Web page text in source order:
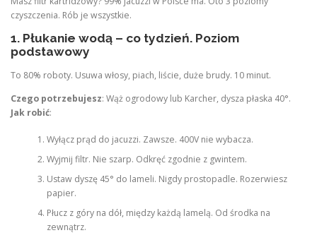
czyszczenia. Rób je wszystkie.
1. Płukanie wodą – co tydzień. Poziom
podstawowy
To 80% roboty. Usuwa włosy, piach, liście, duże brudy. 10 minut.
Czego potrzebujesz: Wąż ogrodowy lub Karcher, dysza płaska 40°.
Jak robić:
Wyłącz prąd do jacuzzi. Zawsze. 400V nie wybacza.
Wyjmij filtr. Nie szarp. Odkręć zgodnie z gwintem.
Ustaw dyszę 45° do lameli. Nigdy prostopadle. Rozerwiesz
papier.
Płucz z góry na dół, między każdą lamelą. Od środka na
zewnątrz.